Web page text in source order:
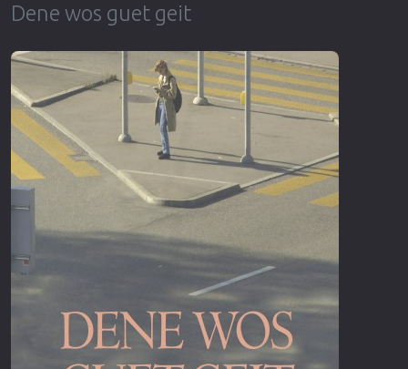
Επιστημονικής Φαντασίας
Ερωτικές
Ευρωπαικός Κινηματογράφος
Θρίλερ
Ιστορικές
Καταστροφής
Κλασσικές
Dene wos guet geit